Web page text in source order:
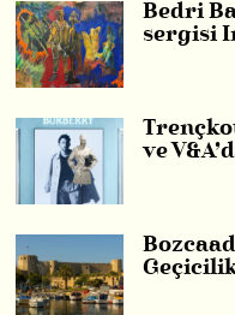
Bedri
sergisi
ve